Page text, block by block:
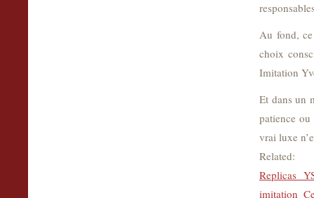
Au fond,
choix
Imitation
Et dans un
patience
vrai luxe
Related:
Replicas
imitation